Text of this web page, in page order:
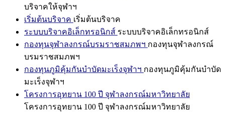
บริจาคให้จุฬาฯ
เริ่มต้นบริจาค เริ่มต้นบริจาค
ระบบบริจาคอิเล็กทรอนิกส์ ระบบบริจาคอิเล็กทรอนิกส์
กองทุนจุฬาลงกรณ์บรมราชสมภพฯ กองทุนจุฬาลงกรณ์
บรมราชสมภพฯ
กองทุนภูมิคุ้มกันบำบัดมะเร็งจุฬาฯ กองทุนภูมิคุ้มกันบำบัด
มะเร็งจุฬาฯ
โครงการอุทยาน 100 ปี จุฬาลงกรณ์มหาวิทยาลัย
โครงการอุทยาน 100 ปี จุฬาลงกรณ์มหาวิทยาลัย